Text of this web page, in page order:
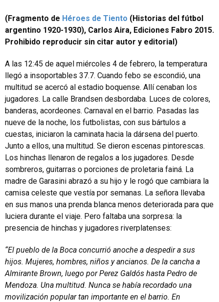
(Fragmento de Héroes de Tiento (Historias del fútbol
argentino 1920-1930), Carlos Aira, Ediciones Fabro 2015.
Prohibido reproducir sin citar autor y editorial)
A las 12:45 de aquel miércoles 4 de febrero, la temperatura
llegó a insoportables 37.7. Cuando febo se escondió, una
multitud se acercó al estadio boquense. Allí cenaban los
jugadores. La calle Brandsen desbordaba. Luces de colores,
banderas, acordeones. Carnaval en el barrio. Pasadas las
nueve de la noche, los futbolistas, con sus bártulos a
cuestas, iniciaron la caminata hacia la dársena del puerto.
Junto a ellos, una multitud. Se dieron escenas pintorescas.
Los hinchas llenaron de regalos a los jugadores. Desde
sombreros, guitarras o porciones de proletaria fainá. La
madre de Garasini abrazó a su hijo y le rogó que cambiara la
camisa celeste que vestía por semanas. La señora llevaba
en sus manos una prenda blanca menos deteriorada para que
luciera durante el viaje. Pero faltaba una sorpresa: la
presencia de hinchas y jugadores riverplatenses:
“El pueblo de la Boca concurrió anoche a despedir a sus
hijos. Mujeres, hombres, niños y ancianos. De la cancha a
Almirante Brown, luego por Perez Galdós hasta Pedro de
Mendoza. Una multitud. Nunca se había recordado una
movilización popular tan importante en el barrio. En